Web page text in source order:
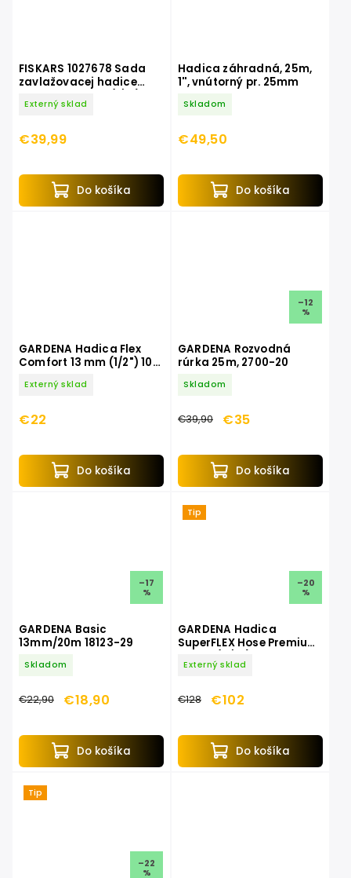
FISKARS 1027678 Sada
zavlažovacej hadice
m s držiakom na hadice
Externý sklad
€39,99
Do košíka
Hadica záhradná, 25m,
1'', vnútorný pr. 25mm
Skladom
€49,50
Do košíka
GARDENA Hadica Flex
Comfort 13 mm (1/2") 10
Externý sklad
€22
Do košíka
–12
%
GARDENA Rozvodná
rúrka 25m, 2700-20
Skladom
€39,90 €35
Do košíka
–17
%
GARDENA Basic
13mm/20m 18123-29
Skladom
€22,90 €18,90
Do košíka
Tip
–20
%
GARDENA Hadica
SuperFLEX Hose Premium,
Externý sklad
€128 €102
Do košíka
Tip
–22
%